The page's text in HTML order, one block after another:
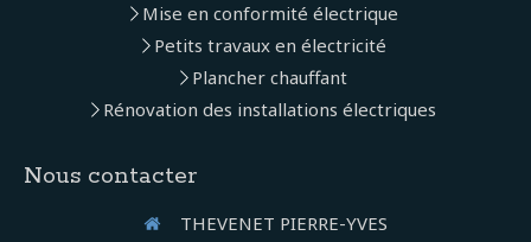
Mise en conformité électrique
Petits travaux en électricité
Plancher chauffant
Rénovation des installations électriques
Nous contacter
THEVENET PIERRE-YVES